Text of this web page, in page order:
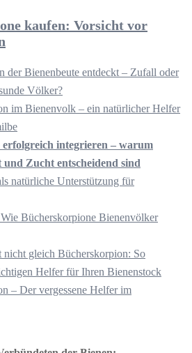
kaufen: Vorsicht vor
der Bienenbeute entdeckt – Zufall oder
Völker?
im Bienenvolk – ein natürlicher Helfer
integrieren – warum
und Zucht entscheidend sind
natürliche Unterstützung für
Bücherskorpione Bienenvölker
nicht gleich Bücherskorpion: So
Helfer für Ihren Bienenstock
– Der vergessene Helfer im